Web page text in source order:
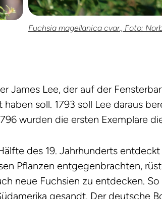
Fuchsia magellanica cvar., Foto:
James Lee, der auf der
soll. 1793 soll Lee daraus
wurden die ersten Exemplare
des 19. Jahrhunderts
Pflanzen entgegenbrachten,
neue Fuchsien zu entdecken.
gesandt. Der deutsche